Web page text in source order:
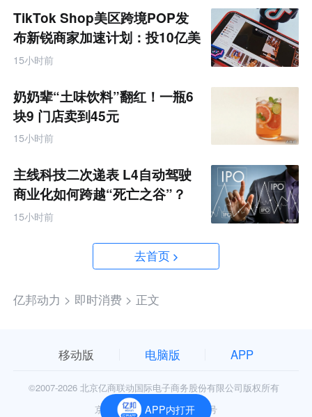
TikTok Shop美区跨境POP发
布新锐商家加速计划：投10亿美
金资源帮扶四类商家
15小时前
奶奶辈“土味饮料”翻红！一瓶6
块9 门店卖到45元
15小时前
主线科技二次递表 L4自动驾驶
商业化如何跨越“死亡之谷”？
15小时前
去首页
亿邦动力 > 即时消费 > 正文
APP内打开
移动版 电脑版 APP
©2007-2026 北京亿商联动国际电子商务股份有限公司版权所有
京公网安备11010602006906号